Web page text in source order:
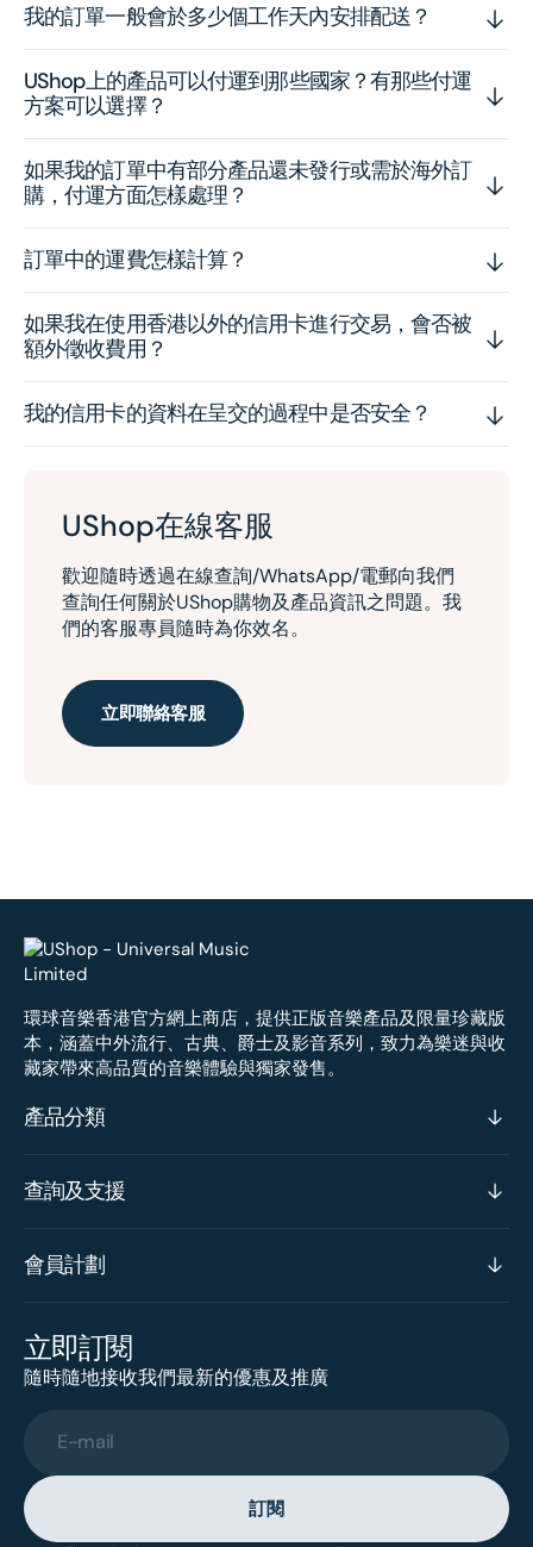
我的訂單一般會於多少個工作天內安排配送？
UShop上的產品可以付運到那些國家？有那些付運
方案可以選擇？
如果我的訂單中有部分產品還未發行或需於海外訂
購，付運方面怎樣處理？
訂單中的運費怎樣計算？
如果我在使用香港以外的信用卡進行交易，會否被
額外徵收費用？
我的信用卡的資料在呈交的過程中是否安全？
UShop在線客服
歡迎隨時透過在線查詢/WhatsApp/電郵向我們
查詢任何關於UShop購物及產品資訊之問題。我
們的客服專員隨時為你效名。
立即聯絡客服
環球音樂香港官方網上商店，提供正版音樂產品及限量珍藏版
本，涵蓋中外流行、古典、爵士及影音系列，致力為樂迷與收
藏家帶來高品質的音樂體驗與獨家發售。
產品分類
查詢及支援
會員計劃
立即訂閱
隨時隨地接收我們最新的優惠及推廣
E-mail
訂閱